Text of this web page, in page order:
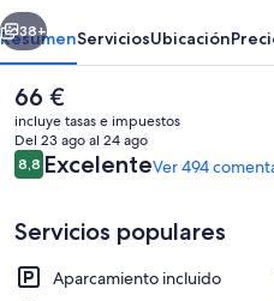
Park
Siguiente
38+
ResumenServiciosUbicación
El
precio
actual
es
de
66 €
incluye tasas e impuestos
Del 23 ago al 24 ago
Comentarios
8,88,8 de 10
ExcelenteVer 494
Servicios populares
Aparcamiento incluido